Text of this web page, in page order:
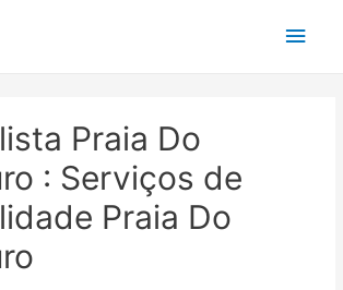
Main
Praia Do
: Serviços de
Praia Do